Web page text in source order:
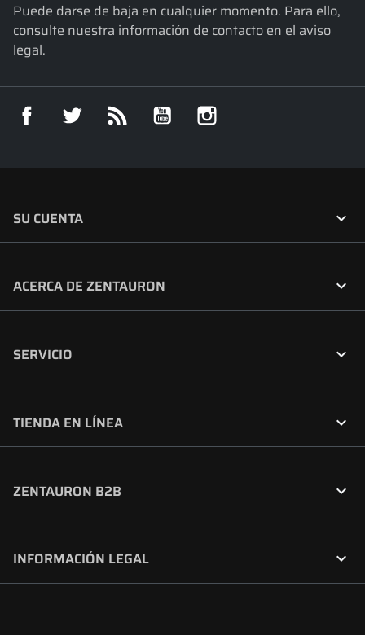
Puede darse de baja en cualquier momento. Para ello,
consulte nuestra información de contacto en el aviso
legal.
Facebook Twitter YouTube
SU CUENTA 
ACERCA DE ZENTAURON 
SERVICIO 
TIENDA EN LÍNEA 
ZENTAURON B2B 
INFORMACIÓN LEGAL 